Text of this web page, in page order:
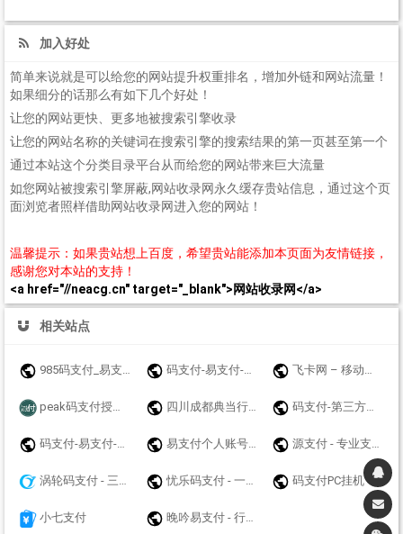
加入好处
简单来说就是可以给您的网站提升权重排名，增加外链和网站流量！
如果细分的话那么有如下几个好处！
让您的网站更快、更多地被搜索引擎收录
让您的网站名称的关键词在搜索引擎的搜索结果的第一页甚至第一个
通过本站这个分类目录平台从而给您的网站带来巨大流量
如您网站被搜索引擎屏蔽,网站收录网永久缓存贵站信息，通过这个页
面浏览者照样借助网站收录网进入您的网站！
温馨提示：如果贵站想上百度，希望贵站能添加本页面为友情链接，
感谢您对本站的支持！
<a href="//neacg.cn" target="_blank">网站收录网</a>
相关站点
985码支付_易支付_免挂码支付官网_即时到账聚合支付接口 码支付-易支付-源支付-聚合支付-我爱码支付 飞卡网 – 移动联通电信19元无限流量卡推荐_正规手机卡办理
peak码支付授权官网_一款优质的免挂码支付系统-peak码支付正版授权_一站式搭建_免签约免挂机免输入码支付 四川成都典当行公司|成都房产抵押典当|成都车辆质押典当|奢侈品手表黄金评估鉴定寄卖|大额短借垫资个人小额贷款联系方式：13548135501【官方网站】www.yicf.cn 码支付-第三方收款平台
码支付-易支付-源支付-聚合支付-爱码付-爱上扫码支付-码支付官网 易支付个人账号免签约支付api接口网站收款码实时通知工具码支付平台-猴支付 源支付 - 专业支付技术服务商 - 支付接口、三方支付接口、四方支付接口！
涡轮码支付 - 三网免挂稳定 忧乐码支付 - 一个专业的系统平台开发商,值得一试 码支付PC挂机
小七支付 晚吟易支付 - 行业领先的免签约支付平台